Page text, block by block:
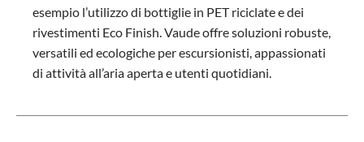
esempio l’utilizzo di bottiglie in PET riciclate e dei
rivestimenti Eco Finish. Vaude offre soluzioni robuste,
versatili ed ecologiche per escursionisti, appassionati
di attività all’aria aperta e utenti quotidiani.